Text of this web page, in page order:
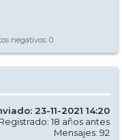
negativos: 0
23-11-2021 14:20
Registrado: 18 años antes
Mensajes: 92